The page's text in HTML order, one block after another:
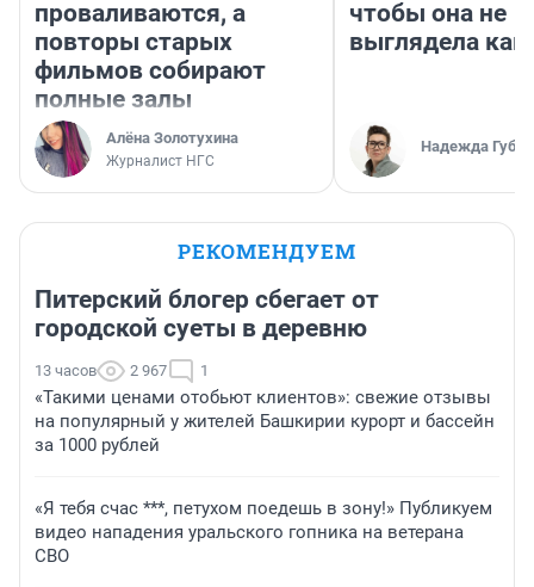
проваливаются, а
повторы старых
фильмов собирают
полные залы
Алёна Золотухина
Журналист НГС
чтобы она не
выглядела как
Надежда
РЕКОМЕНДУЕМ
Питерский блогер сбегает от
городской суеты в деревню
13 часов 2 967 1
«Такими ценами отобьют клиентов»: свежие отзывы
на популярный у жителей Башкирии курорт и бассейн
за 1000 рублей
«Я тебя счас ***, петухом поедешь в зону!» Публикуем
видео нападения уральского гопника на ветерана
СВО